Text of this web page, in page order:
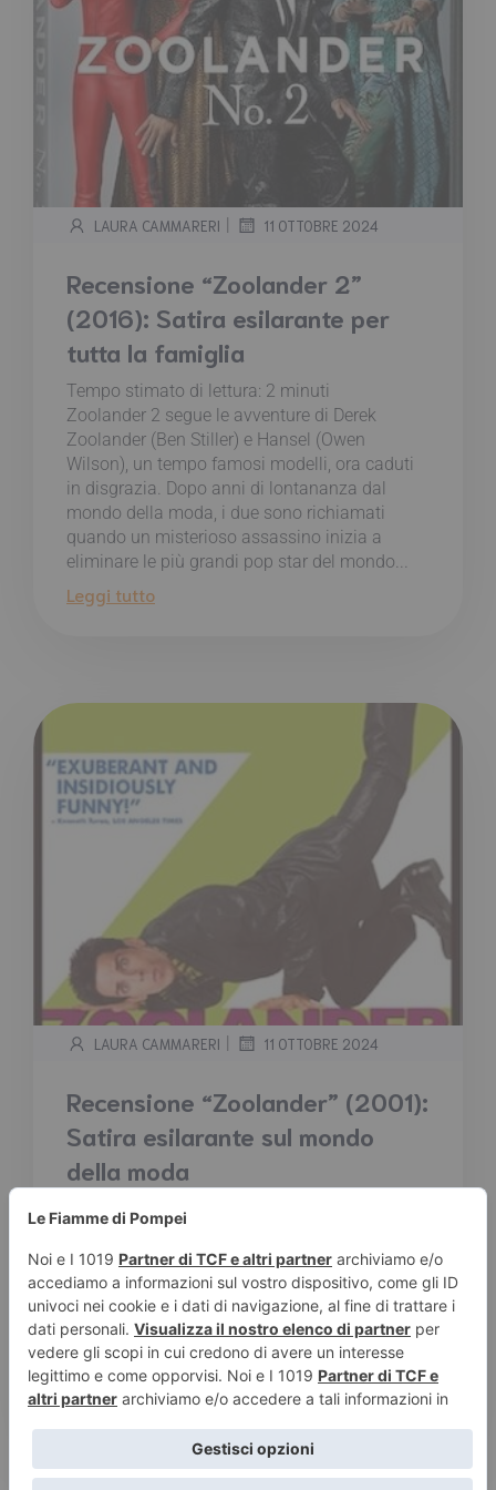
LAURA CAMMARERI | 11 OTTOBRE 2024
Recensione “Zoolander 2”
(2016): Satira esilarante per
tutta la famiglia
Tempo stimato di lettura: 2 minuti
Zoolander 2 segue le avventure di Derek
Zoolander (Ben Stiller) e Hansel (Owen
Wilson), un tempo famosi modelli, ora caduti
in disgrazia. Dopo anni di lontananza dal
mondo della moda, i due sono richiamati
quando un misterioso assassino inizia a
eliminare le più grandi pop star del mondo...
Leggi tutto
LAURA CAMMARERI | 11 OTTOBRE 2024
Recensione “Zoolander” (2001):
Satira esilarante sul mondo
della moda
Tempo stimato di lettura:
Zoolander è una commedia del 2001 diretta e
interpretata da Ben Stiller, che prende in giro il
mondo della moda con una satira esagerata e
surreale. Il protagonista, Derek Zoolander (Ben
Stiller), è un modello maschile famoso ma
ingenuo, che sta perdendo popolarità nel
settore...
Leggi tutto